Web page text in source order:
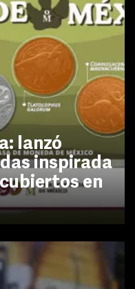
lanzó
inspirada
en